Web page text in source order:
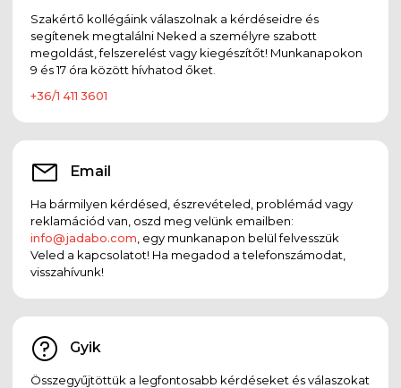
Szakértő kollégáink válaszolnak a kérdéseidre és
segítenek megtalálni Neked a személyre szabott
megoldást, felszerelést vagy kiegészítőt! Munkanapokon
9 és 17 óra között hívhatod őket.
+36/1 411 3601
Email
Ha bármilyen kérdésed, észrevételed, problémád vagy
reklamációd van, oszd meg velünk emailben:
info@jadabo.com , egy munkanapon belül felvesszük
Veled a kapcsolatot! Ha megadod a telefonszámodat,
visszahívunk!
Gyik
Összegyűjtöttük a legfontosabb kérdéseket és válaszokat